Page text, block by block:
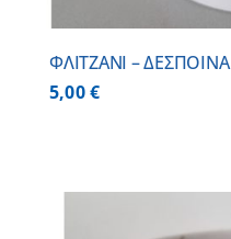
ΦΛΙΤΖΑΝΙ – ΔΕΣΠΟΙΝΑ
5,00€